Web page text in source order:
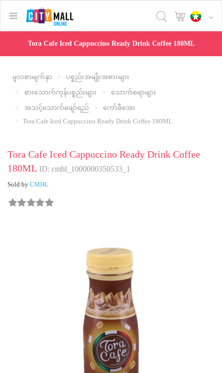
text.skipToContent
text.skipToNavigation
Tora Cafe Iced Cappuccino Ready Drink Coffee 180ML
မူလစာမျက်နှာ
ပစ္စည်းအမျိုးအစားများ
စားသောက်ကုန်ပစ္စည်းများ
သောက်စရာများ
အသင့်သောက်ဖျော်ရည်
ကော်ဖီအေး
Tora Cafe Iced Cappuccino Ready Drink Coffee 180ML
Tora Cafe Iced Cappuccino Ready Drink Coffee
180MLID: cmhl_1000000350533_1
Sold byCMHL